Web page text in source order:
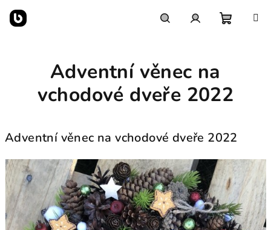
obsah
Adventní věnec na
vchodové dveře 2022
Adventní věnec na vchodové dveře 2022